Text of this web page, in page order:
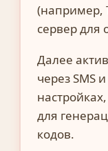
(например,
сервер для
Далее
через SMS
для
кодов.